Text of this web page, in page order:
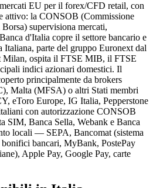
EU per il forex/CFD retail, con
attivo: la CONSOB (Commissione
supervisiona mercati,
d'Italia copre il settore bancario e
Italiana, parte del gruppo Euronext dal
Milan, ospita il FTSE MIB, il FTSE
indici azionari domestici. Il
principalmente da brokers
Malta (MFSA) o altri Stati membri
eToro Europe, IG Italia, Pepperstone
con autorizzazione CONSOB
SIM, Banca Sella, Webank e Banca
locali — SEPA, Bancomat (sistema
bancari, MyBank, PostePay
Apple Pay, Google Pay, carte